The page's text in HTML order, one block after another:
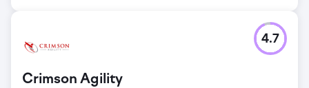
większość wybranych słów kluczowych na pierwszej
stronie wyników wyszukiwania Google. To znacząco
zwiększyło widoczność PegasusOne w Internecie, co
doprowadziło do znacznego wzrostu ruchu na stronie i
zauważalnego wzrostu liczby leadów.
Crimson Agility
4.7